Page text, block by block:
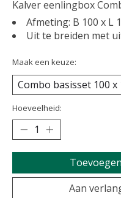
Kalver eenlingbox
Afmeting: B 100 x L
Uit te breiden met
Maak een keuze:
Hoeveelheid:
Aan